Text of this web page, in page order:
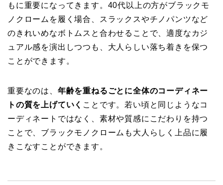
もに重要になってきます。40代以上の方がブラックモ
ノクロームを履く場合、スラックスやチノパンツなど
のきれいめなボトムスと合わせることで、適度なカジ
ュアル感を演出しつつも、大人らしい落ち着きを保つ
ことができます。
重要なのは、 年齢を重ねるごとに全体のコーディネー
トの質を上げていく ことです。若い頃と同じようなコ
ーディネートではなく、素材や質感にこだわりを持つ
ことで、ブラックモノクロームも大人らしく上品に履
きこなすことができます。